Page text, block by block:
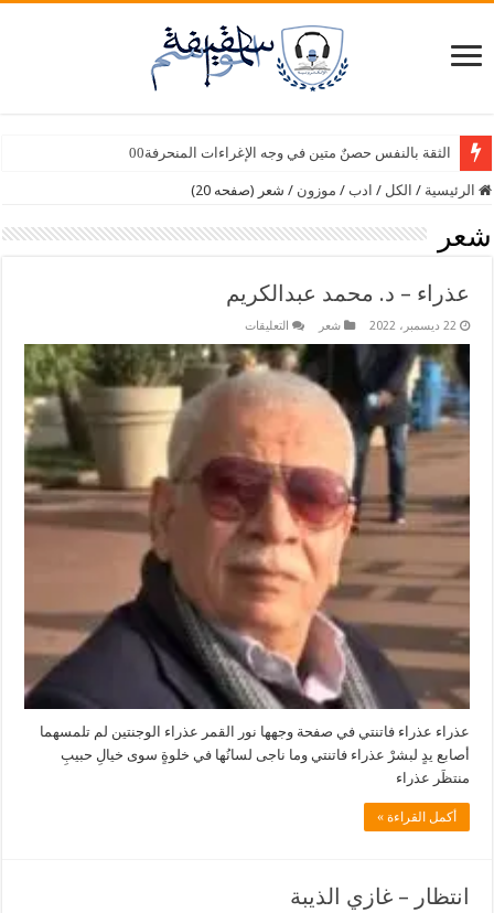
الثقة بالنفس حصنٌ متين في وجه الإغراءات المنحرفة00
سبع أصابع – وسيلة أمين سامي
الرئيسية / الكل / ادب / موزون / شعر (صفحه 20)
شعر
عذراء – د. محمد عبدالكريم
22 ديسمبر، 2022 شعر التعليقات
–
د.
محمد
عبدالكريم
مغلقة
عذراء عذراء فاتنتي في صفحة وجهها نور القمر عذراء الوجنتين لم تلمسهما
أصابع يدٍ لبشرْ عذراء فاتنتي وما ناجى لسانُها في خلوةٍ سوى خيالِ حبيبِ
منتظَر عذراء
أكمل القراءة »
انتظار – غازي الذيبة